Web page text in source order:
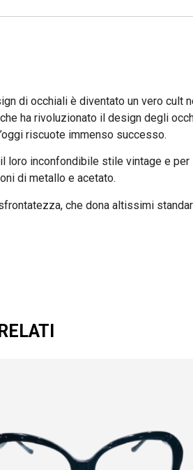
di occhiali è diventato un vero cult
ha rivoluzionato il design degli
riscuote immenso successo.
loro inconfondibile stile vintage e per
di metallo e acetato.
che dona altissimi